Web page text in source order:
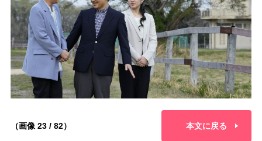
（画像 23 / 82） 本文に戻る